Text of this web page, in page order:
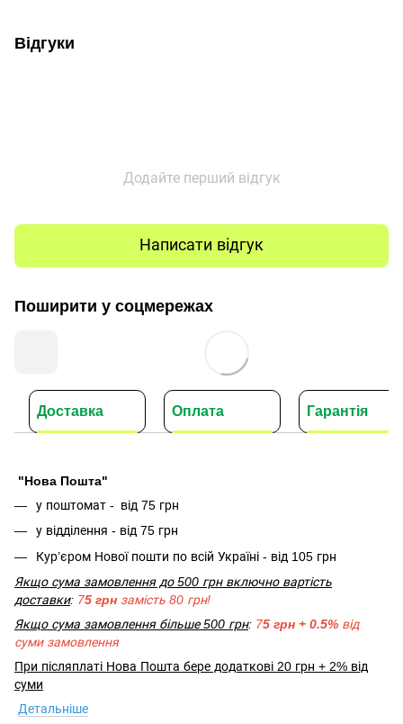
Відгуки
Додайте перший відгук
Написати відгук
Поширити у соцмережах
Доставка Оплата Гарантія
"Нова Пошта"
у поштомат - від 75 грн
у відділення - від 75 грн
Кур’єром Нової пошти по всій Україні - від 105 грн
Якщо сума замовлення до 500 грн включно вартість
доставки: 75 грн замість 80 грн!
Якщо сума замовлення більше 500 грн: 75 грн + 0.5% від
суми замовлення
При післяплаті Нова Пошта бере додаткові 20 грн + 2% від
суми
Детальніше